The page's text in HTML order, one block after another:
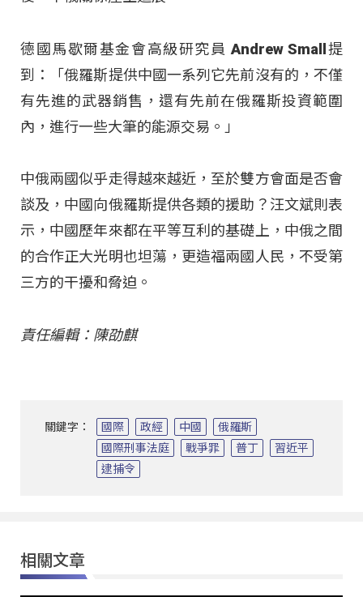
德國馬歇爾基金會高級研究員 Andrew Small提
到：「俄羅斯提供中國一系列它先前沒有的，不僅
有先進的武器銷售，還有先前在俄羅斯投資範圍
內，進行一些大筆的能源交易。」
中俄兩國似乎走得越來越近，至於雙方會面是否會
談及，中國向俄羅斯提供各類的援助？汪文斌則表
示，中國歷年來都在平等互利的基礎上，中俄之間
的合作正大光明也坦蕩，更造福兩國人民，不受第
三方的干擾和脅迫。
責任編輯：陳劭麒
關鍵字： 國際 政經 中國
俄羅斯
國際刑事法庭
戰爭罪 普丁
習近平
逮捕令
相關文章